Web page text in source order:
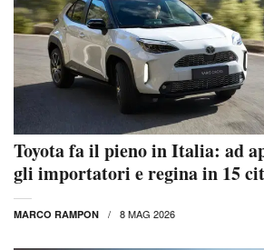
Toyota fa il pieno in Italia: ad
gli importatori e regina in 15
MARCO RAMPON 8 MAG 2026